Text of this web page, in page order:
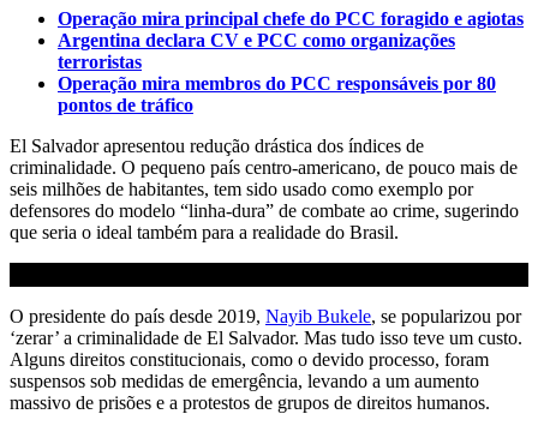
Operação mira principal chefe do PCC foragido e agiotas
Argentina declara CV e PCC como organizações
terroristas
Operação mira membros do PCC responsáveis por 80
pontos de tráfico
El Salvador apresentou redução drástica dos índices de
criminalidade. O pequeno país centro-americano, de pouco mais de
seis milhões de habitantes, tem sido usado como exemplo por
defensores do modelo “linha-dura” de combate ao crime, sugerindo
que seria o ideal também para a realidade do Brasil.
O presidente do país desde 2019, Nayib Bukele, se popularizou por
‘zerar’ a criminalidade de El Salvador. Mas tudo isso teve um custo.
Alguns direitos constitucionais, como o devido processo, foram
suspensos sob medidas de emergência, levando a um aumento
massivo de prisões e a protestos de grupos de direitos humanos.